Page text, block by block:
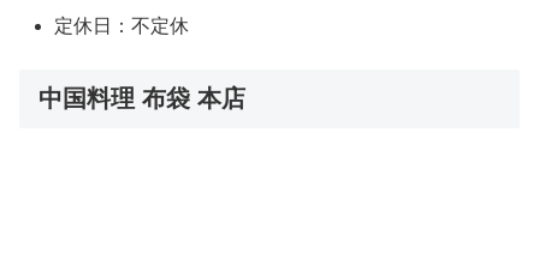
定休日：不定休
中国料理 布袋 本店